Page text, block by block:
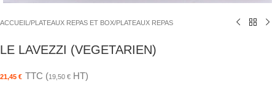
ACCUEIL /PLATEAUX REPAS ET BOX/PLATEAUX REPAS
LE LAVEZZI (VEGETARIEN)
21,45 € TTC (19,50 € HT)